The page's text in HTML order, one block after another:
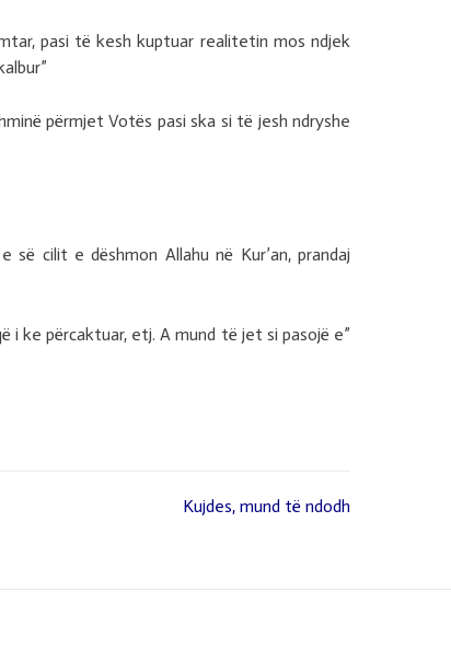
pasi të kesh kuptuar realitetin mos ndjek
përmjet Votës pasi ska si të jesh ndryshe
cilit e dëshmon Allahu në Kur’an, prandaj
ke përcaktuar, etj. A mund të jet si pasojë e”
Kujdes, mund të ndodh